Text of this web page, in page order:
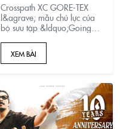
Crosspath XC GORE-TEX
l&agrave; mẫu chủ lực của
bộ sưu tập &ldquo;Going
d&aacute;ng low-top, chống
nước GORE-TEX, đế Vibram
XS Trek Evo b&aacute;m địa
UltraCush&trade; &ecirc;m
ch&acirc;n, d&acirc;y
r&uacute;t nhanh. Vừa hợp
đi phố, vừa sẵn s&agrave;ng
XEM BÀI